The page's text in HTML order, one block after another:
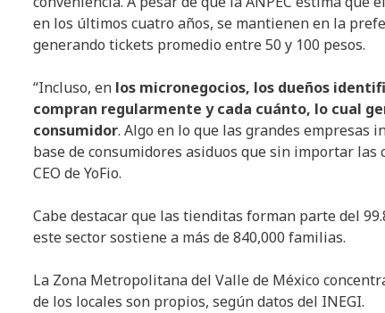
en los últimos cuatro años, se mantienen en la
generando tickets promedio entre 50 y 100 pesos.
“Incluso, en los micronegocios, los dueños
compran regularmente y cada cuánto, lo cual
consumidor. Algo en lo que las grandes empresas
base de consumidores asiduos que sin importar
CEO de YoFio.
Cabe destacar que las tienditas forman parte del
este sector sostiene a más de 840,000 familias.
La Zona Metropolitana del Valle de México
de los locales son propios, según datos del INEGI.